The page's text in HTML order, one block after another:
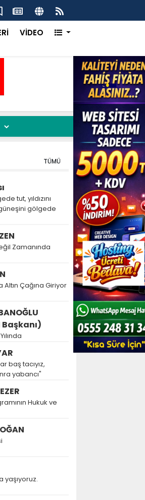
Dijital Tarımı Yerinde İnceledi
VİDEO
TÜMÜ
tut, yıldızını
gölgede
Zamanında
Altın Çağına Giriyor
Başkanı)
baş tacıyız,
yabancı"
Hukuk ve
yaşıyoruz.